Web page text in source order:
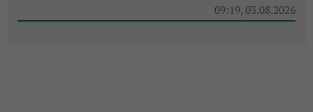
09:19, 03.08.2026